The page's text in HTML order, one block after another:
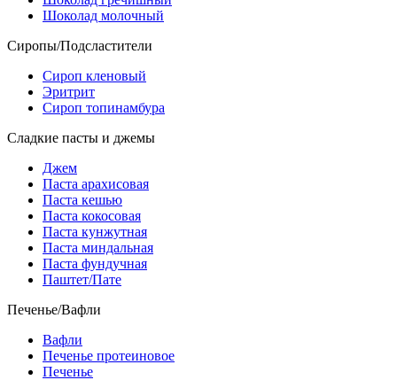
Шоколад молочный
Сиропы/Подсластители
Сироп кленовый
Эритрит
Сироп топинамбура
Сладкие пасты и джемы
Джем
Паста арахисовая
Паста кешью
Паста кокосовая
Паста кунжутная
Паста миндальная
Паста фундучная
Паштет/Пате
Печенье/Вафли
Вафли
Печенье протеиновое
Печенье